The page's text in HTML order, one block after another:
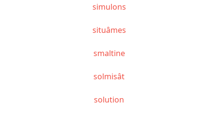
simulons
situâmes
smaltine
solmisât
solution